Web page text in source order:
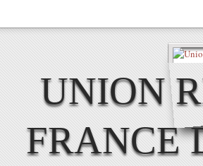
UNION
FRANCE